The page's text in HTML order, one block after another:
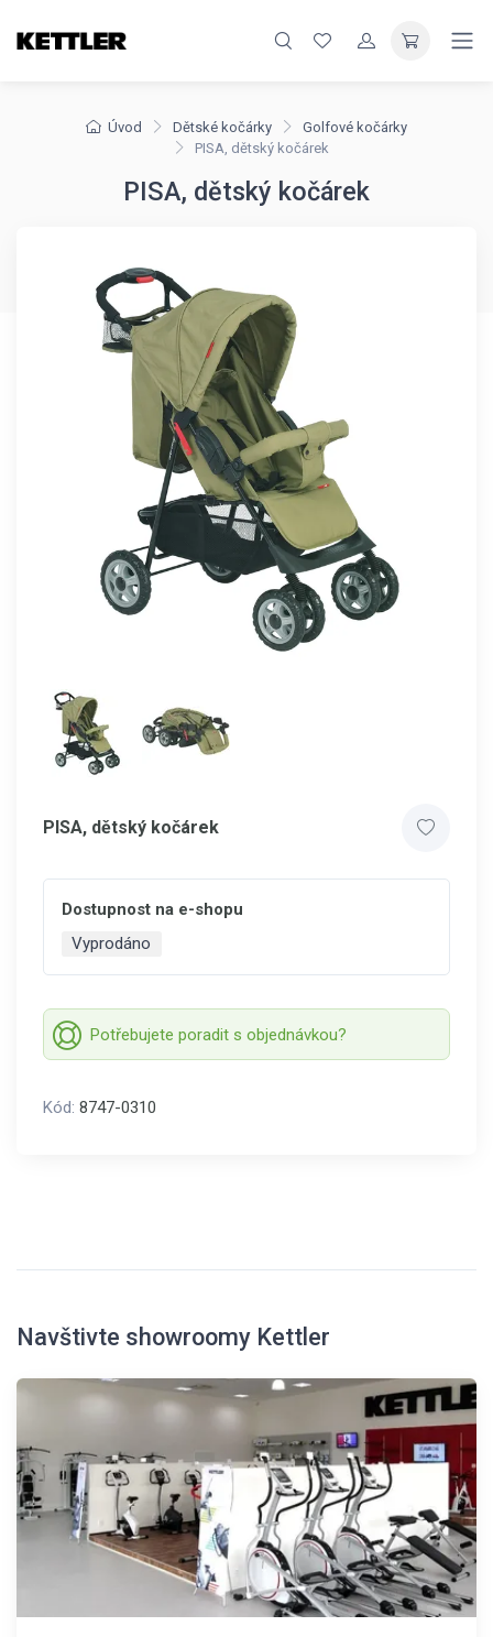
Úvod Dětské kočárky
Golfové kočárky
PISA, dětský kočárek
PISA, dětský kočárek
PISA, dětský kočárek
Dostupnost na e-shopu
Vyprodáno
Potřebujete poradit s objednávkou?
Kód: 8747-0310
Navštivte showroomy Kettler